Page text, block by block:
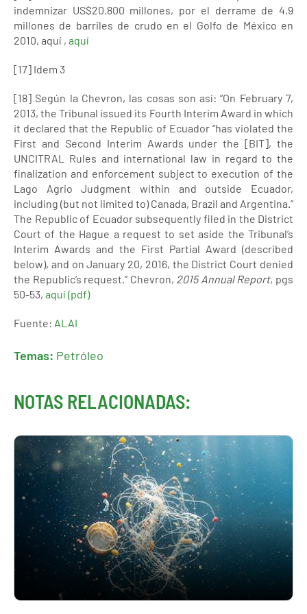
indemnizar US$20.800 millones, por el derrame de 4.9
millones de barriles de crudo en el Golfo de México en
2010, aquí , aquí
[17] Idem 3
[18] Según la Chevron, las cosas son así: “On February 7,
2013, the Tribunal issued its Fourth Interim Award in which
it declared that the Republic of Ecuador “has violated the
First and Second Interim Awards under the [BIT], the
UNCITRAL Rules and international law in regard to the
finalization and enforcement subject to execution of the
Lago Agrio Judgment within and outside Ecuador,
including (but not limited to) Canada, Brazil and Argentina.”
The Republic of Ecuador subsequently filed in the District
Court of the Hague a request to set aside the Tribunal’s
Interim Awards and the First Partial Award (described
below), and on January 20, 2016, the District Court denied
the Republic’s request.” Chevron, 2015 Annual Report, pgs
50-53, aquí (pdf)
Fuente: ALAI
Temas: Petróleo
NOTAS RELACIONADAS: